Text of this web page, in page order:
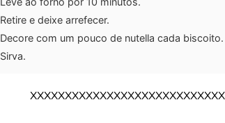
Retire e deixe arrefecer.
Decore com um pouco de nutella cada biscoito.
Sirva.